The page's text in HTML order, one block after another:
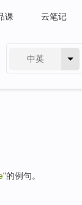
课 云笔记
中英
"的例句。